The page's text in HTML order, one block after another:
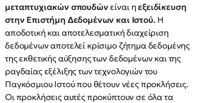
μεταπτυχιακών σπουδώνείναι ηεξειδίκευση
στην Επιστήμη Δεδομένων και Ιστού. Η
αποδοτική και αποτελεσματική διαχείριση
δεδομένων αποτελεί κρίσιμο ζήτημα δεδομένης
της εκθετικής αύξησης των δεδομένων και της
ραγδαίας εξέλιξης των τεχνολογιών του
Παγκόσμιου Ιστού που θέτουν νέες προκλήσεις.
Οι προκλήσεις αυτές προκύπτουν σε όλα τα